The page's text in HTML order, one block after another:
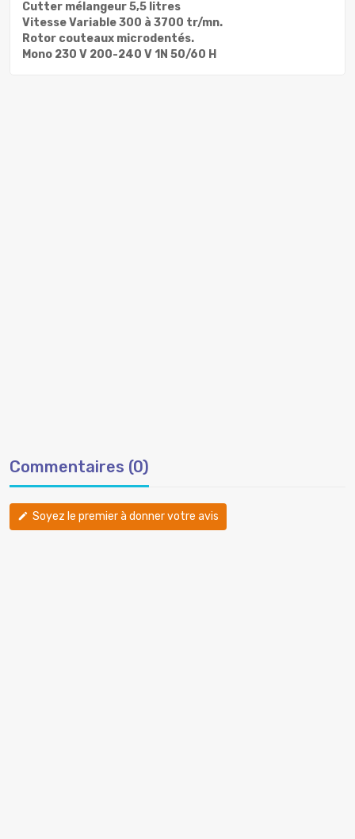
Cutter mélangeur 5,5 litres
Vitesse Variable 300 à 3700 tr/mn.
Rotor couteaux microdentés.
Mono 230 V 200-240 V 1N 50/60 H
Commentaires (0)
edit Soyez le premier à donner votre avis